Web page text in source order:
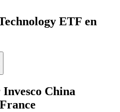
ETF en
China